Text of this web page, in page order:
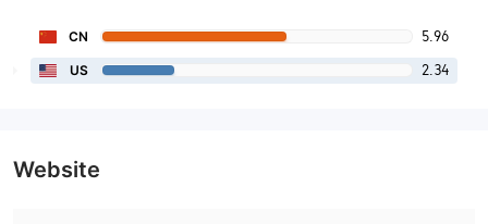
CN 5.96
US 2.34
Website